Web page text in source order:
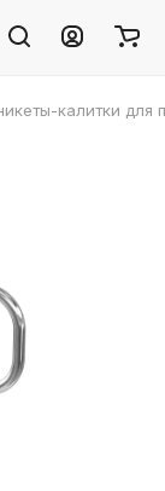
калитки для